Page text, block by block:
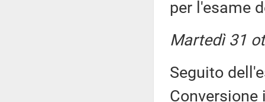
per l'esame
Martedì 31
Seguito
Conversione